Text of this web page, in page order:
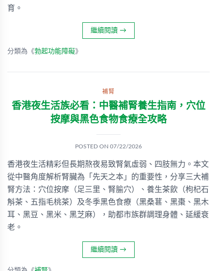
育。
繼續閱讀 →
分類為《勃起功能障礙》
補腎
香港夜生活族必看：中醫補腎養生指南，穴位
按摩與黑色食物食療全攻略
POSTED ON 07/22/2026
香港夜生活精彩但長期熬夜易致腎氣虛弱、四肢無力。本文
從中醫角度解析腎臟為「先天之本」的重要性，分享三大補
腎方法：穴位按摩（足三里、腎腧穴）、養生茶飲（枸杞石
斛茶、五指毛桃茶）及冬季黑色食療（黑桑葚、黑棗、黑木
耳、黑豆、黑米、黑芝麻），助都市族群調理身體、延緩衰
老。
繼續閱讀 →